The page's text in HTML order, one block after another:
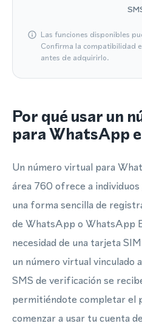
Las funciones disponibles
Confirma la compatibilidad
antes de adquirirlo.
Por qué usar un
para WhatsApp
Un número virtual para
área 760 ofrece a
una forma sencilla de
de WhatsApp o WhatsApp
necesidad de una tarjeta
un número virtual vinculado
SMS de verificación se
permitiéndote completar el
comenzar a usar tu cuenta